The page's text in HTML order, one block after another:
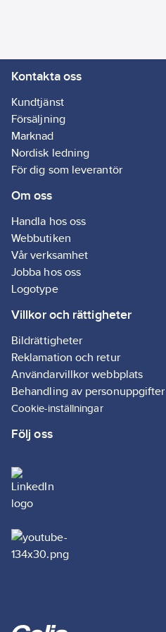
Artikelnr: 5012560201
Ean
artikelnr:
634240144684
Ägarens
artikelnr:
Materialklass GI59
Kontakta oss
Kundtjänst
Försäljning
Marknad
Nordisk ledning
För dig som leverantör
Om oss
Handla hos oss
Webbutiken
Vår verksamhet
Jobba hos oss
Logotype
Villkor och rättigheter
Bildrättigheter
Reklamation och retur
Användarvillkor webbplats
Behandling av personuppgifter
Cookie-inställningar
Följ oss